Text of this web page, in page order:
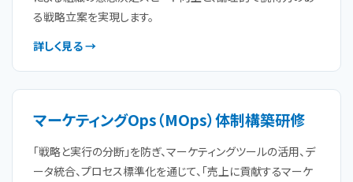
る戦略立案を実現します。
詳しく見る →
マーケティングOps（MOps）体制構築研修
「戦略と実行の分断」を防ぎ、マーケティングツールの活用、デ
ータ統合、プロセス標準化を通じて、「売上に貢献するマーケ